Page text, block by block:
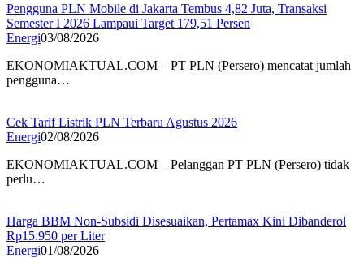
Pengguna PLN Mobile di Jakarta Tembus 4,82 Juta, Transaksi
Semester I 2026 Lampaui Target 179,51 Persen
Energi03/08/2026
EKONOMIAKTUAL.COM – PT PLN (Persero) mencatat jumlah
pengguna…
Cek Tarif Listrik PLN Terbaru Agustus 2026
Energi02/08/2026
EKONOMIAKTUAL.COM – Pelanggan PT PLN (Persero) tidak
perlu…
Harga BBM Non-Subsidi Disesuaikan, Pertamax Kini Dibanderol
Rp15.950 per Liter
Energi01/08/2026